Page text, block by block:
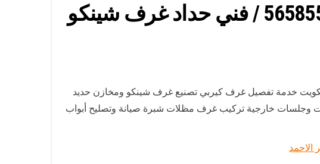
فني حداد غرف كيربي شمال غرب الصليبيخات / 56585569 / فني حداد غرف شينكو
خدمة تفصيل غرف كيربي تصنيع غرف شينكو ومخازن حديد
وجلسات خارجية تركيب غرف مظلات شبرة صيانة وتصليح أبواب
الاحمد